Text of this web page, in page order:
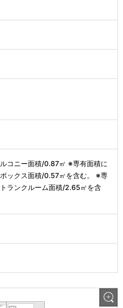
コニー面積/0.87㎡ ※専有面積に
ックス面積/0.57㎡を含む。 ※専
ランクルーム面積/2.65㎡を含